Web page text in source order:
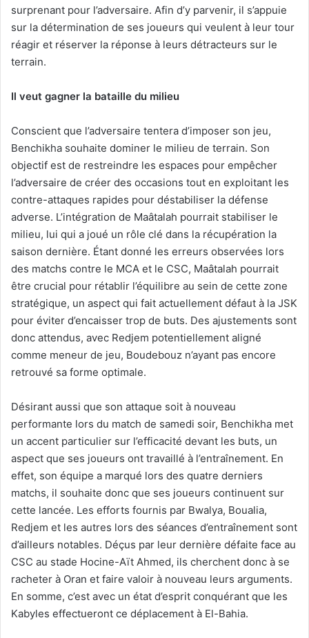
surprenant pour l’adversaire. Afin d’y parvenir, il s’appuie
sur la détermination de ses joueurs qui veulent à leur tour
réagir et réserver la réponse à leurs détracteurs sur le
terrain.
Il veut gagner la bataille du milieu
Conscient que l’adversaire tentera d’imposer son jeu,
Benchikha souhaite dominer le milieu de terrain. Son
objectif est de restreindre les espaces pour empêcher
l’adversaire de créer des occasions tout en exploitant les
contre-attaques rapides pour déstabiliser la défense
adverse. L’intégration de Maâtalah pourrait stabiliser le
milieu, lui qui a joué un rôle clé dans la récupération la
saison dernière. Étant donné les erreurs observées lors
des matchs contre le MCA et le CSC, Maâtalah pourrait
être crucial pour rétablir l’équilibre au sein de cette zone
stratégique, un aspect qui fait actuellement défaut à la JSK
pour éviter d’encaisser trop de buts. Des ajustements sont
donc attendus, avec Redjem potentiellement aligné
comme meneur de jeu, Boudebouz n’ayant pas encore
retrouvé sa forme optimale.
Désirant aussi que son attaque soit à nouveau
performante lors du match de samedi soir, Benchikha met
un accent particulier sur l’efficacité devant les buts, un
aspect que ses joueurs ont travaillé à l’entraînement. En
effet, son équipe a marqué lors des quatre derniers
matchs, il souhaite donc que ses joueurs continuent sur
cette lancée. Les efforts fournis par Bwalya, Boualia,
Redjem et les autres lors des séances d’entraînement sont
d’ailleurs notables. Déçus par leur dernière défaite face au
CSC au stade Hocine-Aït Ahmed, ils cherchent donc à se
racheter à Oran et faire valoir à nouveau leurs arguments.
En somme, c’est avec un état d’esprit conquérant que les
Kabyles effectueront ce déplacement à El-Bahia.